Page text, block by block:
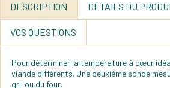
DESCRIPTION DÉTAILS DU
VOS QUESTIONS
Pour déterminer la température à cœur
viande différents. Une deuxième sonde
gril ou du four.